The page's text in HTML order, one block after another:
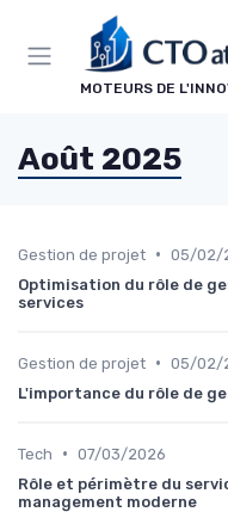
MOTEURS DE
Août 2025
Gestion de projet • 05/02/
Optimisation du rôle de
services
Gestion de projet • 05/02/
L'importance du rôle de
Tech • 07/03/2026
Rôle et périmètre du
management moderne
Panneau de gestion des